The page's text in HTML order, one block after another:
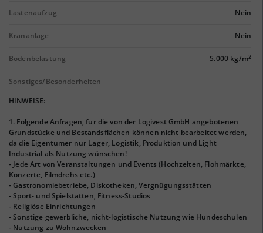
Lastenaufzug Nein
Krananlage Nein
Bodenbelastung 5.000 kg/m2
Sonstiges/Besonderheiten
HINWEISE:
1. Folgende Anfragen, für die von der Logivest GmbH angebotenen
Grundstücke und Bestandsflächen können nicht bearbeitet werden,
da die Eigentümer nur Lager, Logistik, Produktion und Light
Industrial als Nutzung wünschen!
- Jede Art von Veranstaltungen und Events (Hochzeiten, Flohmärkte,
Konzerte, Filmdrehs etc.)
- Gastronomiebetriebe, Diskotheken, Vergnügungsstätten
- Sport- und Spielstätten, Fitness-Studios
- Religiöse Einrichtungen
- Sonstige gewerbliche, nicht-logistische Nutzung wie Hundeschulen
- Nutzung zu Wohnzwecken